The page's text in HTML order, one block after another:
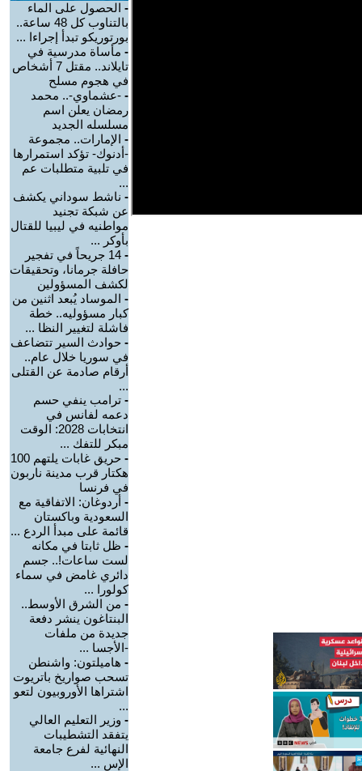
- الحصول على الماء
بالتناوب كل 48 ساعة..
بورتوريكو تبدأ إجراءا ...
- مأساة مدرسية في
تايلاند.. مقتل 7 أشخاص
في هجوم مسلح
- -عشماوي-.. محمد
رمضان يعلن اسم
مسلسله الجديد
- الإمارات.. مجموعة
-أدنوك- تؤكد استمرارها
في تلبية متطلبات عم
...
- ناشط سوداني يكشف
عن شبكة تجنيد
مواطنيه في ليبيا للقتال
بأوكر ...
-
14 جريحاً في تفجير
حافلة جرمانا، وتحقيقات
لكشف المسؤولين
- الموساد يُبعد اثنين من
كبار مسؤوليه.. خطة
فاشلة لتغيير النظا ...
- حوادث السير تتضاعف
في سوريا خلال عام..
أرقام صادمة عن القتلى
...
- ترامب ينفي حسم
دعمه لفانس في
انتخابات 2028: الوقت
مبكر للتفك ...
-
حريق غابات يلتهم 100
هكتار قرب مدينة ناربون
في فرنسا
- أردوغان: الاتفاقية مع
السعودية وباكستان
قائمة على مبدأ الردع ...
- ظل ثابتا في مكانه
لست ساعات!.. جسم
دائري غامض في سماء
كولورا ...
- من الشرق الأوسط..
البنتاغون ينشر دفعة
جديدة من ملفات
-الأجسا ...
- هاميلتون: واشنطن
تسحب صواريخ باتريوت
اشتراها الأوروبيون لتعو
...
- وزير التعليم العالي
يتفقد التشطيبات
النهائية لفرع جامعة
الإس ...